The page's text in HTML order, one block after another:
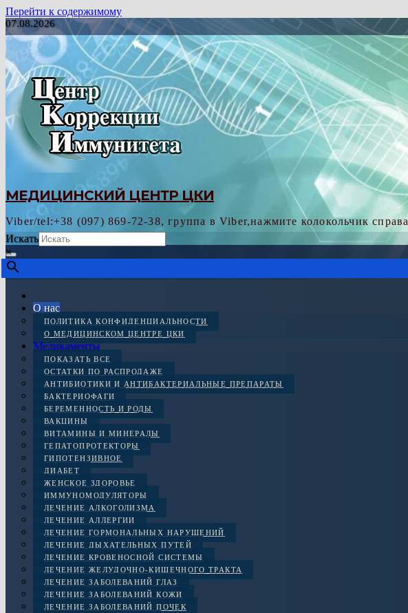
Перейти к содержимому
07.08.2026
МЕДИЦИНСКИЙ ЦЕНТР ЦКИ
Viber/tel:+38 (097) 869-72-38, группа в Viber,нажмите колокольчик справа
Искать
×
О нас
ПОЛИТИКА КОНФИДЕНЦИАЛЬНОСТИ
О МЕДИЦИНСКОМ ЦЕНТРЕ ЦКИ
Медикаменты
ПОКАЗАТЬ ВСЕ
ОСТАТКИ ПО РАСПРОДАЖЕ
АНТИБИОТИКИ И АНТИБАКТЕРИАЛЬНЫЕ ПРЕПАРАТЫ
БАКТЕРИОФАГИ
БЕРЕМЕННОСТЬ И РОДЫ
ВАКЦИНЫ
ВИТАМИНЫ И МИНЕРАЛЫ
ГЕПАТОПРОТЕКТОРЫ
ГИПОТЕНЗИВНОЕ
ДИАБЕТ
ЖЕНСКОЕ ЗДОРОВЬЕ
ИММУНОМОДУЛЯТОРЫ
ЛЕЧЕНИЕ АЛКОГОЛИЗМА
ЛЕЧЕНИЕ АЛЛЕРГИИ
ЛЕЧЕНИЕ ГОРМОНАЛЬНЫХ НАРУШЕНИЙ
ЛЕЧЕНИЕ ДЫХАТЕЛЬНЫХ ПУТЕЙ
ЛЕЧЕНИЕ КРОВЕНОСНОЙ СИСТЕМЫ
ЛЕЧЕНИЕ ЖЕЛУДОЧНО-КИШЕЧНОГО ТРАКТА
ЛЕЧЕНИЕ ЗАБОЛЕВАНИЙ ГЛАЗ
ЛЕЧЕНИЕ ЗАБОЛЕВАНИЙ КОЖИ
ЛЕЧЕНИЕ ЗАБОЛЕВАНИЙ ПОЧЕК